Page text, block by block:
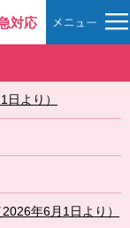
対応
より）
年6月1日より）